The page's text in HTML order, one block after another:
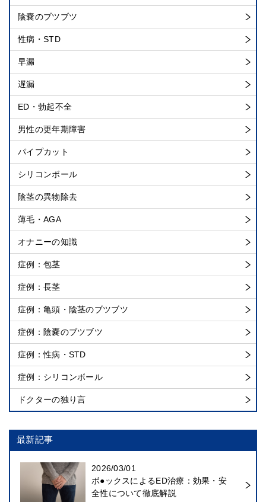
陰嚢のブツブツ
性病・STD
早漏
遅漏
ED・勃起不全
男性の更年期障害
パイプカット
シリコンボール
陰茎の異物除去
薄毛・AGA
オナニーの知識
症例：包茎
症例：長茎
症例：亀頭・陰茎のブツブツ
症例：陰嚢のブツブツ
症例：性病・STD
症例：シリコンボール
ドクターの独り言
最新記事
2026/03/01
ボ●ックスによるED治療：効果・安
全性について徹底解説